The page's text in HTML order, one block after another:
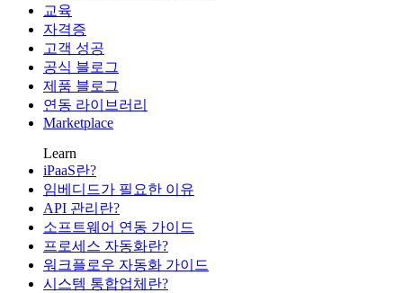
교육
자격증
고객 성공
공식 블로그
제품 블로그
연동 라이브러리
Marketplace
Learn
iPaaS란?
임베디드가 필요한 이유
API 관리란?
소프트웨어 연동 가이드
프로세스 자동화란?
워크플로우 자동화 가이드
시스템 통합업체란?